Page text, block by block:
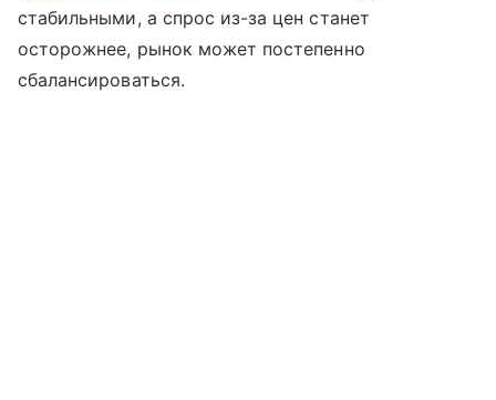
стабильными, а спрос из-за цен станет
осторожнее, рынок может постепенно
сбалансироваться.